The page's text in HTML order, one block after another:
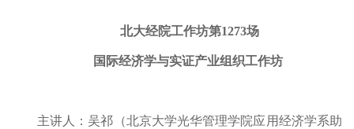
北大经院工作坊第1273场
国际经济学与实证产业组织工作坊
主讲人：吴祁（北京大学光华管理学院应用经济学系助